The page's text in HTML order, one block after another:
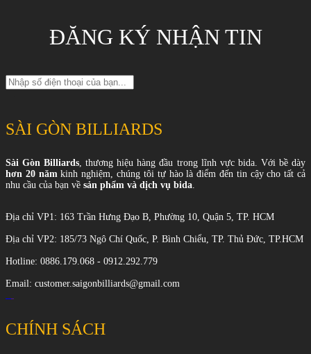
ĐĂNG KÝ NHẬN TIN
SÀI GÒN BILLIARDS
Sài Gòn Billiards , thương hiệu hàng đầu trong lĩnh vực bida. Với bề dày
hơn 20 năm kinh nghiệm, chúng tôi tự hào là điểm đến tin cậy cho tất cả
nhu cầu của bạn về sản phẩm và dịch vụ bida
Địa chỉ VP1: 163 Trần Hưng Đạo B, Phường 10, Quận 5, TP. HCM
Địa chỉ VP2: 185/73 Ngô Chí Quốc, P. Bình Chiểu, TP. Thủ Đức, TP.HCM
Hotline: 0886.179.068 - 0912.292.779
Email: customer.saigonbilliards@gmail.com
CHÍNH SÁCH